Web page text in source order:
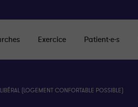
Exercice Patient·e·s
(LOGEMENT CONFORTABLE POSSIBLE)